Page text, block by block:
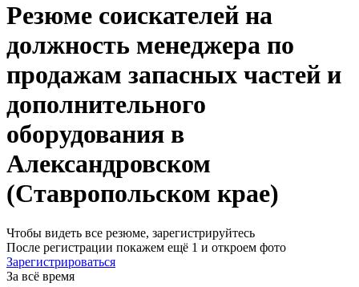
Резюме соискателей на
должность менеджера по
продажам запасных частей и
дополнительного
оборудования в
Александровском
(Ставропольском крае)
Чтобы видеть все резюме, зарегистрируйтесь
После регистрации покажем ещё 1 и откроем фото
Зарегистрироваться
За всё время